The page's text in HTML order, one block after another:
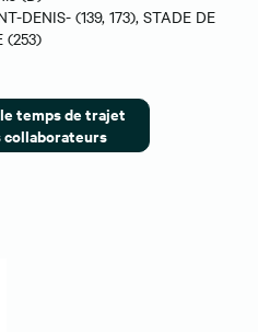
DENIS- (139, 173), STADE DE
(253)
temps de trajet
collaborateurs